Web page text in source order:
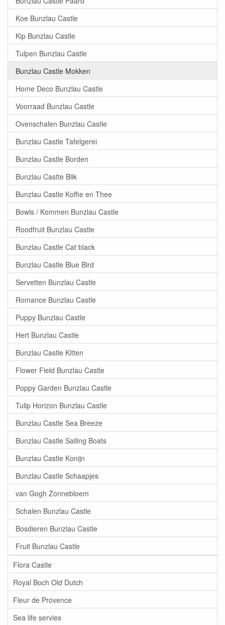
Koe Bunzlau Castle
Kip Bunzlau Castle
Tulpen Bunzlau Castle
Bunzlau Castle Mokken
Home Deco Bunzlau Castle
Voorraad Bunzlau Castle
Ovenschalen Bunzlau Castle
Bunzlau Castle Tafelgerei
Bunzlau Castle Borden
Bunzlau Castte Blik
Bunzlau Castle Koffie en Thee
Bowls / Kommen Bunzlau Castle
Roodfruit Bunzlau Castle
Bunzlau Castle Cat black
Bunzlau Castle Blue Bird
Servetten Bunzlau Castle
Romance Bunzlau Castle
Puppy Bunzlau Castle
Hert Bunzlau Castle
Bunzlau Castle Kitten
Flower Field Bunzlau Castle
Poppy Garden Bunzlau Castle
Tulip Horizon Bunzlau Castle
Bunzlau Castle Sea Breeze
Bunzlau Castle Sailing Boats
Bunzlau Castle Konijn
Bunzlau Castle Schaapjes
van Gogh Zonnebloem
Schalen Bunzlau Castle
Bosdieren Bunzlau Castle
Fruit Bunzlau Castle
Flora Castle
Royal Boch Old Dutch
Fleur de Provence
Sea life servies